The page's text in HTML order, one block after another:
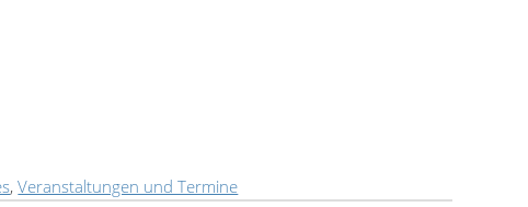
,Veranstaltungen und Termine